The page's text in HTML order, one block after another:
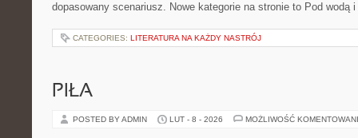
dopasowany scenariusz. Nowe kategorie na stronie to Pod
CATEGORIES: LITERATURA NA KAŻDY NASTRÓJ
PIŁA
POSTED BY ADMIN LUT - 8 - 2026 MOŻLIWOŚĆ